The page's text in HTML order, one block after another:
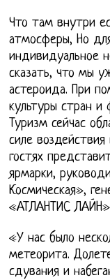
Что там внутри
атмосферы, Но
индивидуальное
сказать, что мы
астероида. При
культуры стран
Туризм сейчас
силе
гостях
ярмарки,
Космическая»,
«АТЛАНТИС ЛАЙН»
«У нас было
метеорита.
сдувания и